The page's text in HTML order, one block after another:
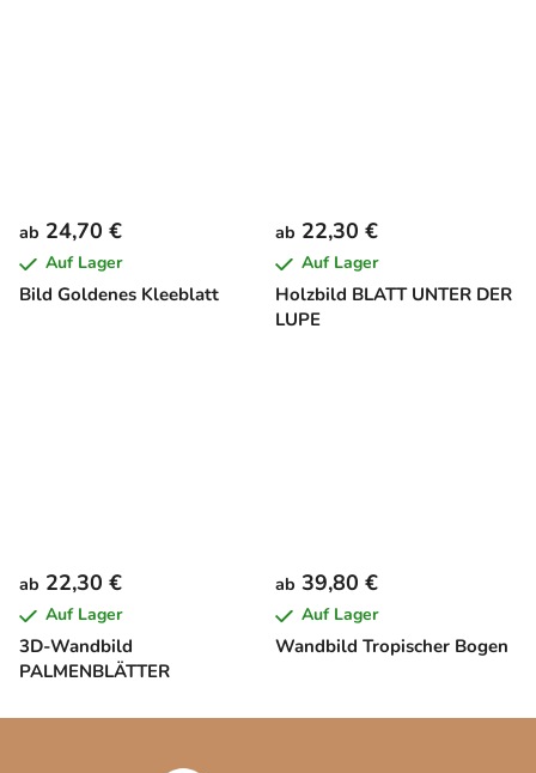
Bild Goldenes Kleeblatt
ab 24,70 €
Auf Lager
Holzbild BLATT UNTER DER
LUPE
ab 22,30 €
Auf Lager
3D-Wandbild
PALMENBLÄTTER
ab 22,30 €
Auf Lager
Wandbild Tropischer Bogen
ab 39,80 €
Auf Lager